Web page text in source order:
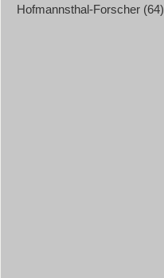
Hofmannsthal-Forscher (64)